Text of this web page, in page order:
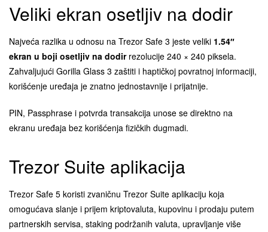
Veliki ekran osetljiv na dodir
Najveća razlika u odnosu na Trezor Safe 3 jeste veliki 1.54″
ekran u boji osetljiv na dodirrezolucije 240 × 240 piksela.
Zahvaljujući Gorilla Glass 3 zaštiti i haptičkoj povratnoj informaciji,
korišćenje uređaja je znatno jednostavnije i prijatnije.
PIN, Passphrase i potvrda transakcija unose se direktno na
ekranu uređaja bez korišćenja fizičkih dugmadi.
Trezor Suite aplikacija
Trezor Safe 5 koristi zvaničnu Trezor Suite aplikaciju koja
omogućava slanje i prijem kriptovaluta, kupovinu i prodaju putem
partnerskih servisa, staking podržanih valuta, upravljanje više